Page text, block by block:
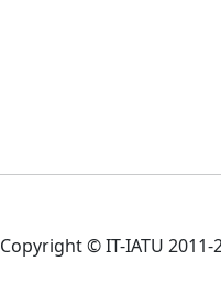
Copyright © IT-IATU 2011-